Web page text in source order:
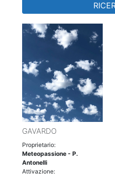
GAVARDO
Proprietario:
Meteopassione - P.
Antonelli
Attivazione: